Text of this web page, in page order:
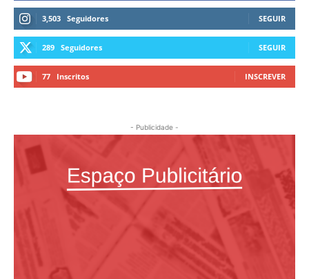
3,503 Seguidores SEGUIR
289 Seguidores SEGUIR
77 Inscritos INSCREVER
- Publicidade -